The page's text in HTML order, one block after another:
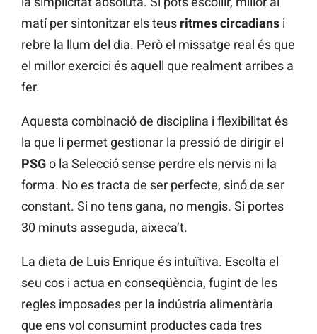
matí per sintonitzar els teus ritmes circadians i
rebre la llum del dia. Però el missatge real és que
el millor exercici és aquell que realment arribes a
fer.
Aquesta combinació de disciplina i flexibilitat és
la que li permet gestionar la pressió de dirigir el
PSGo la Selecció sense perdre els nervis ni la
forma. No es tracta de ser perfecte, sinó de ser
constant. Si no tens gana, no mengis. Si portes
30 minuts asseguda, aixeca’t.
La dieta de Luis Enrique és intuïtiva. Escolta el
seu cos i actua en conseqüència, fugint de les
regles imposades per la indústria alimentària
que ens vol consumint productes cada tres